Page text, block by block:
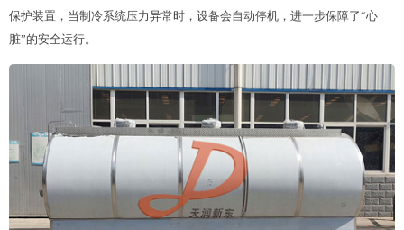
保护装置，当制冷系统压力异常时，设备会自动停机，进一步保障了“心
脏”的安全运行。